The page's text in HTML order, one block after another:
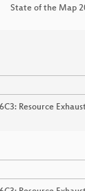
State of the Map
Resource